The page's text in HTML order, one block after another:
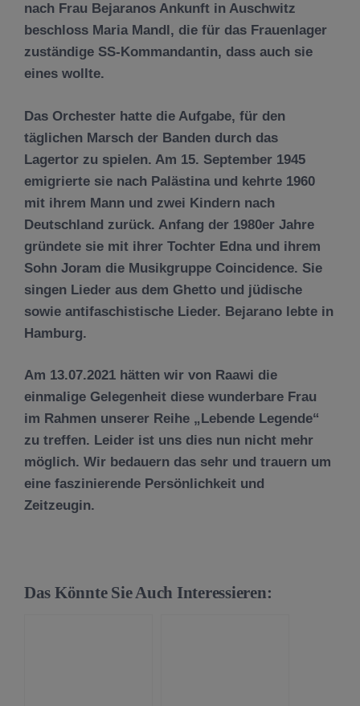
nach Frau Bejaranos Ankunft in Auschwitz
beschloss Maria Mandl, die für das Frauenlager
zuständige SS-Kommandantin, dass auch sie
eines wollte.
Das Orchester hatte die Aufgabe, für den
täglichen Marsch der Banden durch das
Lagertor zu spielen. Am 15. September 1945
emigrierte sie nach Palästina und kehrte 1960
mit ihrem Mann und zwei Kindern nach
Deutschland zurück. Anfang der 1980er Jahre
gründete sie mit ihrer Tochter Edna und ihrem
Sohn Joram die Musikgruppe Coincidence. Sie
singen Lieder aus dem Ghetto und jüdische
sowie antifaschistische Lieder. Bejarano lebte in
Hamburg.
Am 13.07.2021 hätten wir von Raawi die
einmalige Gelegenheit diese wunderbare Frau
im Rahmen unserer Reihe „Lebende Legende“
zu treffen. Leider ist uns dies nun nicht mehr
möglich. Wir bedauern das sehr und trauern um
eine faszinierende Persönlichkeit und
Zeitzeugin.
Das Könnte Sie Auch Interessieren: